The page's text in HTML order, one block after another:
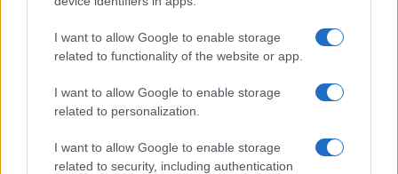
I want to allow Google to enable storage
related to functionality of the website or app.
I want to allow Google to enable storage
related to personalization.
I want to allow Google to enable storage
related to security, including authentication
Κλειτιώτικα 2026: Δύο βραδιές γεμάτες ποντιακή
31/07/2026 - 6:03μμ